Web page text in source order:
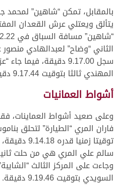
بالمقابل، تمكن “شاهين” لمحمد
يتألق ويعتلي عرش القعدان
الثاني “وضاح” لعبدالهادي
سجل 9.17.00 دقيقة،
المهندي ثالثا بتوقيت 9.17.44 دقيقة.
أشواط العمانيات
وعلى صعيد أشواط العماينات،
فاران المري “الطيارة” لتحلق
توقيتا
وجاءت على المركز الثالث
السويدي بتوقيت 9.19.46 دقيقة.